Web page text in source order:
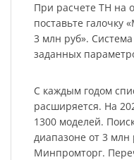
При расчете ТН на
поставьте галочку
3 млн руб».
заданных
С каждым годом
расширяется. На
1300 моделей.
диапазоне от 3 млн
Минпромторг.